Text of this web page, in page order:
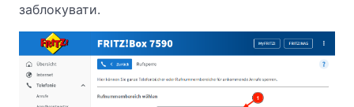
заблокувати.